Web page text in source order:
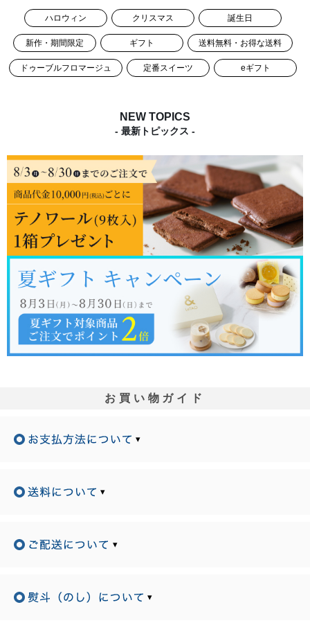
ハロウィン クリスマス 誕生日
新作・期間限定 ギフト 送料無料・お得な送料
ドゥーブルフロマージュ 定番スイーツ eギフト
NEW TOPICS
- 最新トピックス -
お買い物ガイド
▾
▾
▾
▾